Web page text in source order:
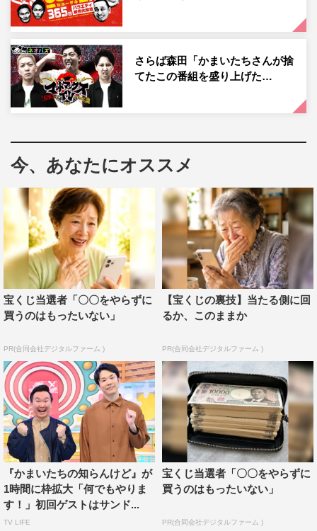
んか不祥事起こしそう…」と語る。
そして、サンドウィッチマンは自らの過去についても語
る。富澤たけしは「もともと吉本だった…」、伊達は
「『M-1』取る前はバイトはやめられなかった。日払いの
登録制のバイトをやっていた」とそれぞれ意外なエピソー
またその道中、「魚釣りがしたい」というサンドウィッチ
マンの希望をかなえるべく、釣り堀へ向かう一行。しか
し、許される時間はわずか20分。さらに、そこで釣れる魚
は鯉か金魚。「サバとかイワシとかが釣りたかった…」と
愚痴をもらす伊達だが、果たしてどんな結果が待ち受ける
のか。
『かまいたちの知らんけど』
MBS（関西ローカル）
2021年10月7日（木）後11・56～深0・53
この記事の写真
さらば森田「かまいたちさんが捨
てたこの番組を盛り上げた…
今、あなたにオススメ
宝くじ当選者「〇〇をやらずに
買うのはもったいない」
PR(合同会社デジタルファーム )
【宝くじの裏技】当たる側に回
るか、このままか
PR(合同会社デジタルファーム )
『かまいたちの知らんけど』が
1時間に枠拡大「何でもやりま
す！」初回ゲストはサンド...
TV LIFE
宝くじ当選者「〇〇をやらずに
買うのはもったいない」
PR(合同会社デジタルファーム )